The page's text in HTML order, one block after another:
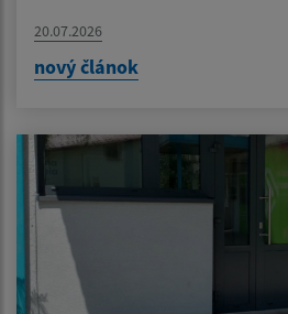
20.07.2026
nový článok